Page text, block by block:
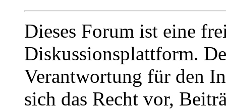
Dieses Forum ist eine
Diskussionsplattform.
Verantwortung für den
sich das Recht vor,